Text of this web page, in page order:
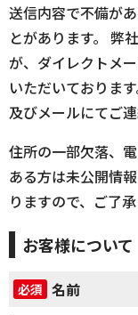
送信内容で不備が
とがあります。 弊
が、ダイレクトメ
いただいておりま
及びメールにてご連
住所の一部欠落、
ある方は未公開情
りますので、ご了承
お客様について
必須 名前